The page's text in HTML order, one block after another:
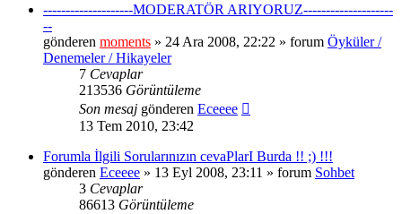
--------------------MODERATÖR ARIYORUZ--------------------
--
gönderen moments » 24 Ara 2008, 22:22 » forum Öyküler /
Denemeler / Hikayeler
7 Cevaplar
213536 Görüntüleme
Son mesaj gönderen Eceeee
13 Tem 2010, 23:42
Forumla İlgili Sorularınızın cevaPlarI Burda !! ;) !!!
gönderen Eceeee » 13 Eyl 2008, 23:11 » forum Sohbet
3 Cevaplar
86613 Görüntüleme